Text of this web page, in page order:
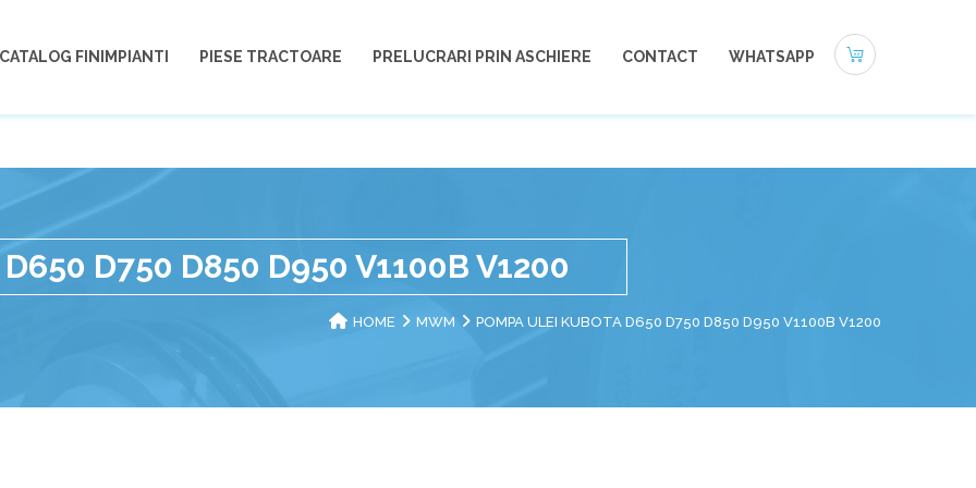
CATALOG FINIMPIANTI PIESE TRACTOARE PRELUCRARI PRIN ASCHIERE CONTACT WHATSAPP
D750 D850 D950 V1100B V1200
HOME MWM POMPA ULEI KUBOTA D650 D750 D850 D950 V1100B V1200